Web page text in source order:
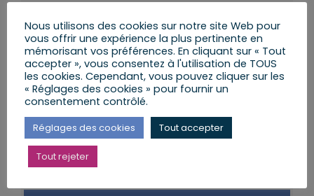
Nous utilisons des cookies sur notre site Web pour
vous offrir une expérience la plus pertinente en
mémorisant vos préférences. En cliquant sur « Tout
accepter », vous consentez à l'utilisation de TOUS
les cookies. Cependant, vous pouvez cliquer sur les
« Réglages des cookies » pour fournir un
consentement contrôlé.
Réglages des cookies Tout accepter
Tout rejeter